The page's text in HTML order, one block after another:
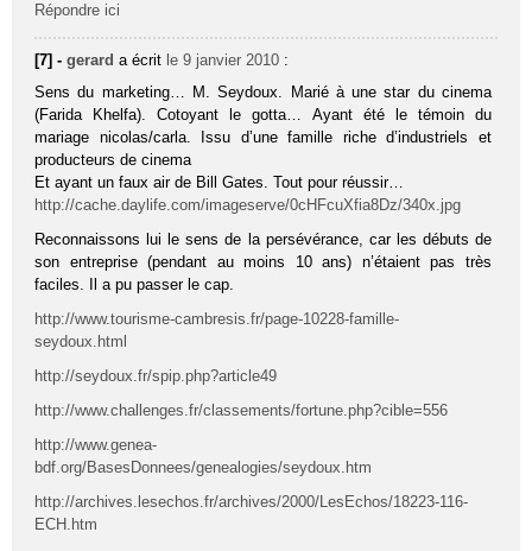
Répondre ici
[7] -gerard a écrit le 9 janvier 2010 :
Sens du marketing… M. Seydoux. Marié à une star du cinema
(Farida Khelfa). Cotoyant le gotta… Ayant été le témoin du
mariage nicolas/carla. Issu d’une famille riche d’industriels et
producteurs de cinema
Et ayant un faux air de Bill Gates. Tout pour réussir…
http://cache.daylife.com/imageserve/0cHFcuXfia8Dz/340x.jpg
Reconnaissons lui le sens de la persévérance, car les débuts de
son entreprise (pendant au moins 10 ans) n’étaient pas très
faciles. Il a pu passer le cap.
http://www.tourisme-cambresis.fr/page-10228-famille-
seydoux.html
http://seydoux.fr/spip.php?article49
http://www.challenges.fr/classements/fortune.php?cible=556
http://www.genea-
bdf.org/BasesDonnees/genealogies/seydoux.htm
http://archives.lesechos.fr/archives/2000/LesEchos/18223-116-
ECH.htm